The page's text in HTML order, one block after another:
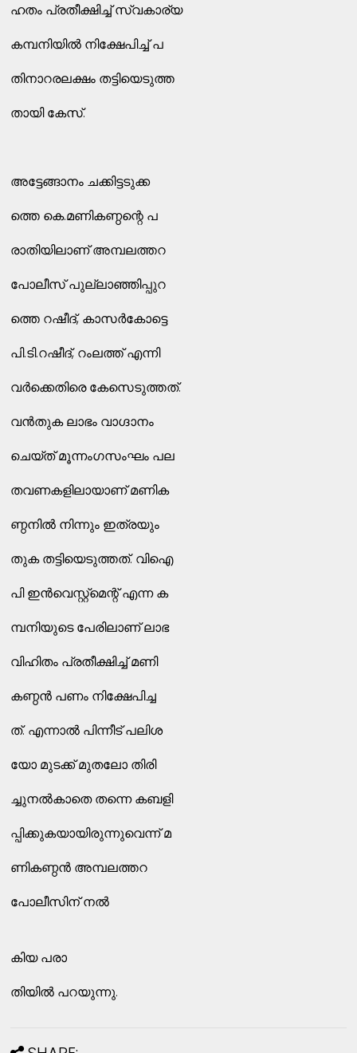
ഹതം പ്രതീക്ഷിച്ച്‌ സ്വകാര്യ
കമ്പനിയില്‍ നിക്ഷേപിച്ച്‌ പ
തിനാറരലക്ഷം തട്ടിയെടുത്ത
തായി കേസ്‌.
അട്ടേങ്ങാനം ചക്കിട്ടടുക്ക
ത്തെ കെ.മണികണ്ഠന്റെ പ
രാതിയിലാണ്‌ അമ്പലത്തറ
പോലീസ്‌ പുല്ലാഞ്ഞിപ്പുറ
ത്തെ റഷീദ്‌, കാസര്‍കോട്ടെ
പി.ടി.റഷീദ്‌, റംലത്ത്‌ എന്നി
വര്‍ക്കെതിരെ കേസെടുത്തത്‌.
വന്‍തുക ലാഭം വാഗ്ദാനം
ചെയ്ത്‌ മൂന്നംഗസംഘം പല
തവണകളിലായാണ്‌ മണിക
ണ്ഠനില്‍ നിന്നും ഇത്രയും
തുക തട്ടിയെടുത്തത്‌. വിഐ
പി ഇന്‍വെസ്റ്റ്മെന്റ്‌ എന്ന ക
മ്പനിയുടെ പേരിലാണ്‌ ലാഭ
വിഹിതം പ്രതീക്ഷിച്ച്‌ മണി
കണ്ഠന്‍ പണം നിക്ഷേപിച്ച
ത്‌. എന്നാല്‍ പിന്നീട്‌ പലിശ
യോ മുടക്ക്‌ മുതലോ തിരി
ച്ചുനല്‍കാതെ തന്നെ കബളി
പ്പിക്കുകയായിരുന്നുവെന്ന്‌ മ
ണികണ്ഠന്‍ അമ്പലത്തറ
പോലീസിന്‌ നല്‍
കിയ പരാ
തിയില്‍ പറയുന്നു.